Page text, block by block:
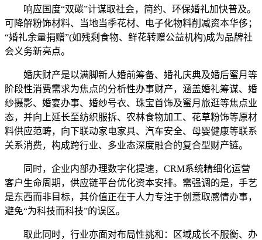
响应国度“双碳”计谋取社会，简约、环保婚礼加快普及。
可降解粉饰材料、当地当季花材、电子化物料削减资本华侈；
“婚礼余量捐赠”(如残剩食物、鲜花转赠公益机构)成为品牌社
会义务新亮点。
婚庆财产是以满脚新人婚前筹备、婚礼庆典及婚后蜜月等
阶段性消费需求为焦点的分析性办事财产，涵盖婚礼筹谋、婚
纱摄影、婚宴办事、婚纱号衣、珠宝首饰及蜜月旅逛等焦点业
态，并向上延长至纺织服拆、农林食物加工、花草粉饰等原材
料供应范畴，向下联动家电家具、汽车安全、母婴健康等联系
关系消费，构成跨行业、多业态深度融合的复合型财产链。
同时，企业内部办理数字化提速，CRM系统精细化运营
客户生命周期，供应链平台优化资本安排。需强调的是，手艺
是东西而非目标，其价值正在于人力专注于创意取感情办事，
避免“为科技而科技”的误区。
取此同时，行业亦面对布局性挑和：区域成长不服衡、办